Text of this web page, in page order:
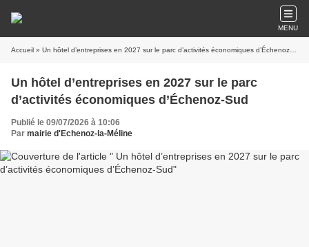
MENU
Accueil » Un hôtel d’entreprises en 2027 sur le parc d’activités économiques d’Échenoz-Sud
Un hôtel d’entreprises en 2027 sur le parc
d’activités économiques d’Échenoz-Sud
Publié le 09/07/2026 à 10:06
Par mairie d'Echenoz-la-Méline